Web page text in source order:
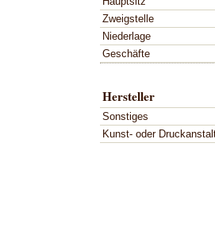
Zweigstelle
Niederlage
Geschäfte
Hersteller
Sonstiges
Kunst- oder